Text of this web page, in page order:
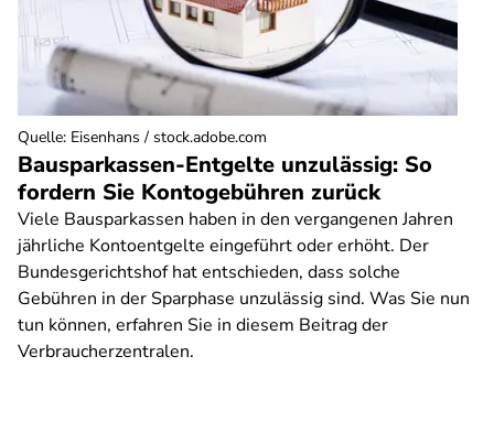
Bausparkassen-Entgelte unzulässig: So
fordern Sie Kontogebühren zurück
Viele Bausparkassen haben in den vergangenen Jahren
jährliche Kontoentgelte eingeführt oder erhöht. Der
Bundesgerichtshof hat entschieden, dass solche
Gebühren in der Sparphase unzulässig sind. Was Sie nun
tun können, erfahren Sie in diesem Beitrag der
Verbraucherzentralen.
Quelle: Eisenhans / stock.adobe.com